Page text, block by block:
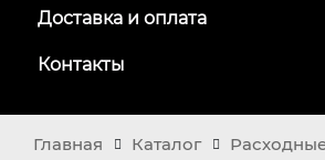
Доставка и оплата
Контакты
Главная Каталог